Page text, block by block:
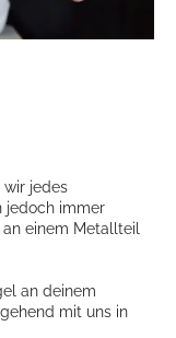
wir jedes
jedoch immer
einem Metallteil
an deinem
mit uns in